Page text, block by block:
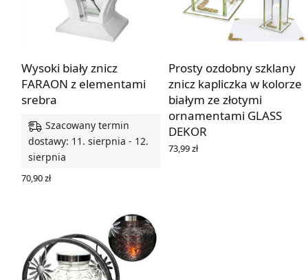
Wysoki biały znicz
FARAON z elementami
srebra
Szacowany termin
dostawy: 11. sierpnia - 12.
sierpnia
70,90zł
Prosty ozdobny szklany
znicz kapliczka w kolorze
białym ze złotymi
ornamentami GLASS
DEKOR
73,99zł